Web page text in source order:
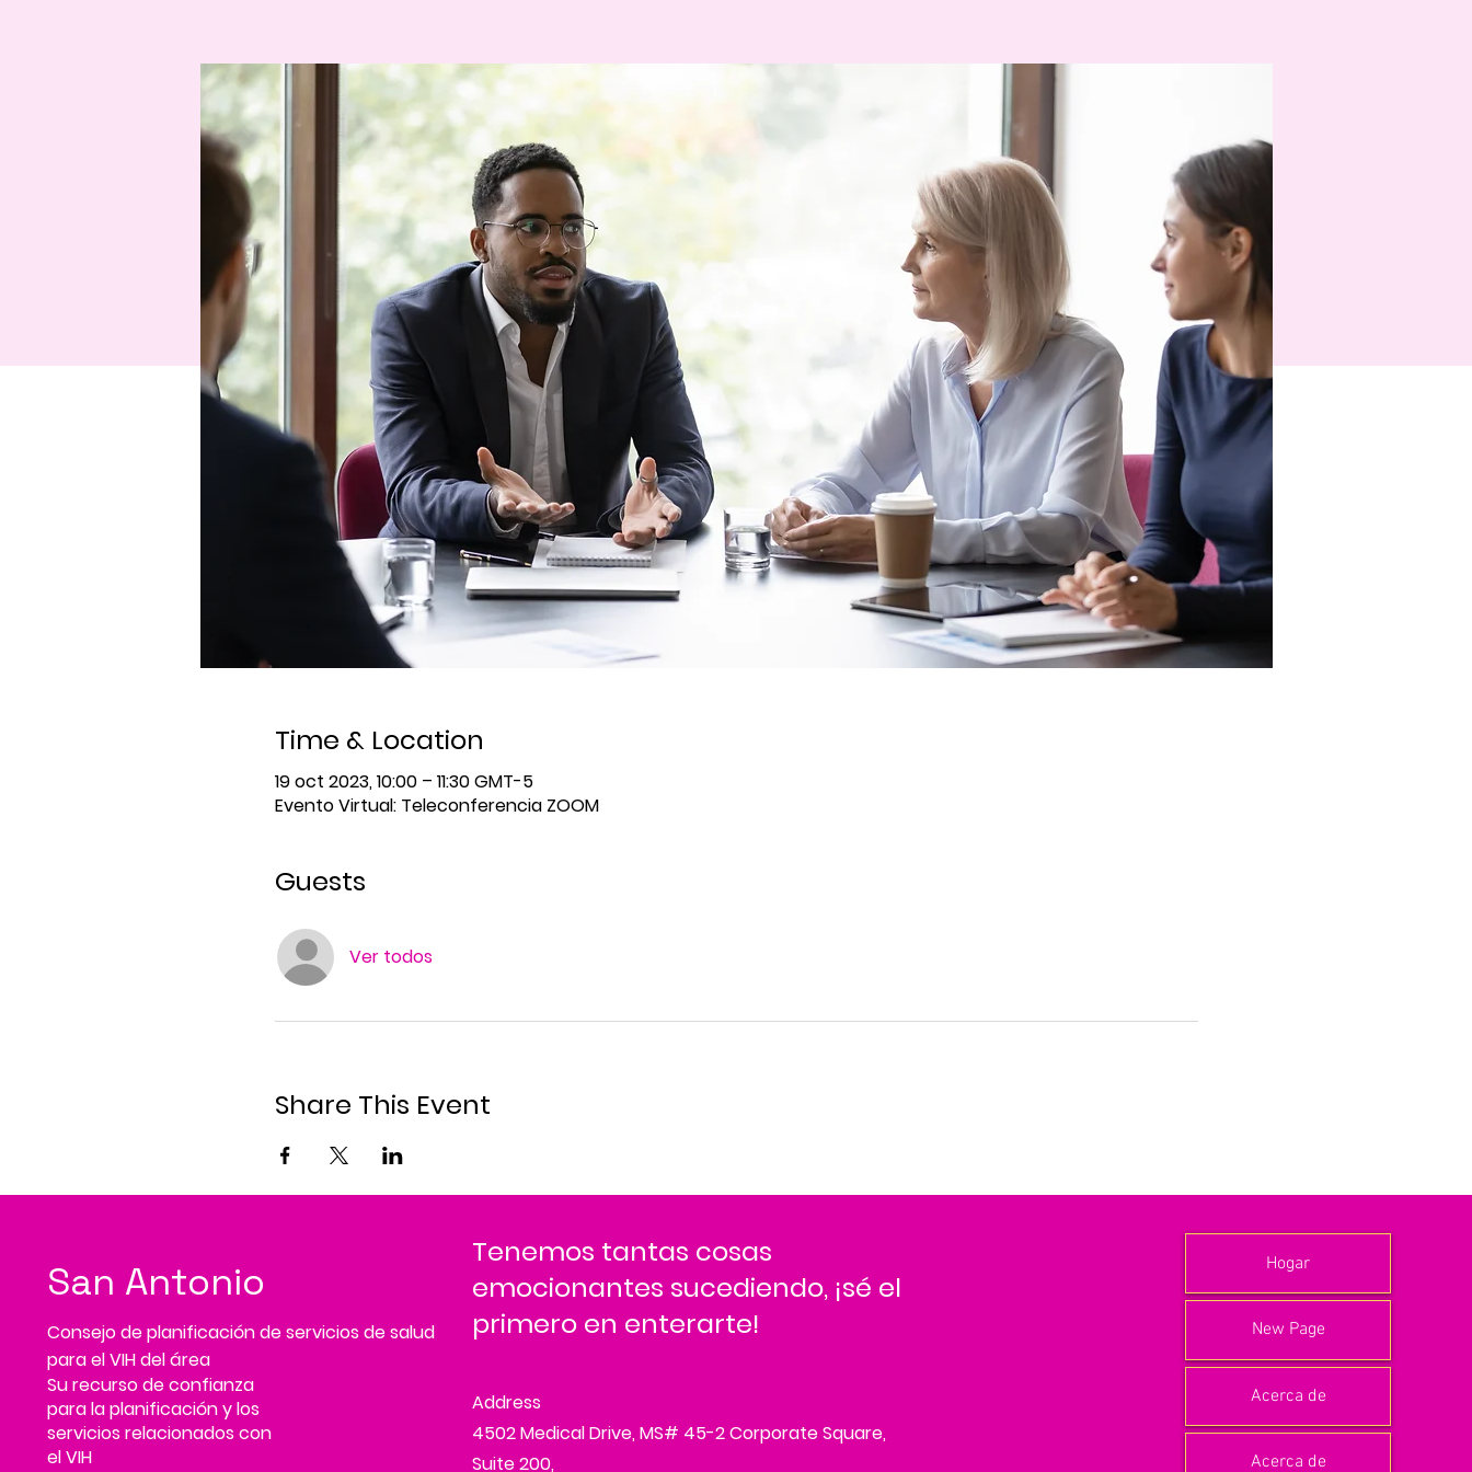
Time & Location
19 oct 2023, 10:00 – 11:30 GMT-5
Evento Virtual: Teleconferencia ZOOM
Guests
Ver todos
Share This Event
San Antonio
Consejo de planificación de servicios de salud
para el VIH del área
Su recurso de confianza
para la planificación y los
servicios relacionados con
el VIH
Tenemos tantas cosas
emocionantes sucediendo, ¡sé el
primero en enterarte!
Address
4502 Medical Drive, MS# 45-2 Corporate Square,
Suite 200,
Hogar
New Page
Acerca de
Acerca de